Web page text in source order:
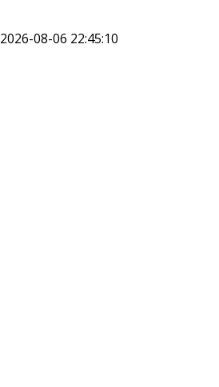
2026-08-06 22:45:10